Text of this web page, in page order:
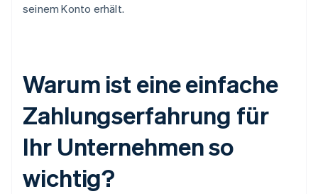
seinem Konto erhält.
Warum ist eine einfache
Zahlungserfahrung für
Ihr Unternehmen so
wichtig?